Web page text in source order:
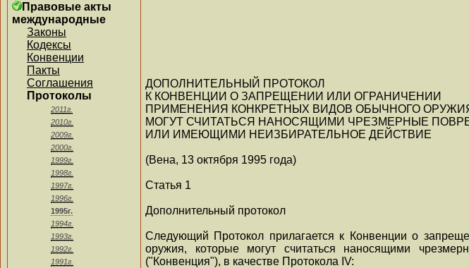
Правовые акты
международные
Законы
Кодексы
Конвенции
Пакты
Соглашения
Протоколы
2011г.
2010г.
2009г.
2000г.
1999г.
1998г.
1997г.
1996г.
1995г.
1994г.
1993г.
1992г.
1991г.
ДОПОЛНИТЕЛЬНЫЙ ПРОТОКОЛ
К КОНВЕНЦИИ О ЗАПРЕЩЕНИИ ИЛИ ОГРАНИЧЕНИИ
ПРИМЕНЕНИЯ КОНКРЕТНЫХ ВИДОВ ОБЫЧНОГО
МОГУТ СЧИТАТЬСЯ НАНОСЯЩИМИ ЧРЕЗМЕРНЫЕ
ИЛИ ИМЕЮЩИМИ НЕИЗБИРАТЕЛЬНОЕ ДЕЙСТВИЕ
(Вена, 13 октября 1995 года)
Статья 1
Дополнительный протокол
Следующий Протокол прилагается к Конвенции о
оружия, которые могут считаться наносящими
("Конвенция"), в качестве Протокола IV: